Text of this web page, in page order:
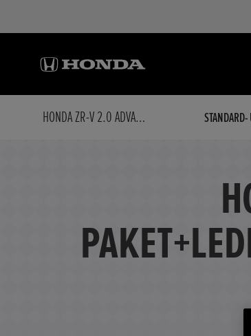
HONDA ZR-V 2.0 ADVANCE SPORT PAKET+LEDER+PANORAMADACH+NAVIGATION+ELEKTR. SITZE STANDARD-